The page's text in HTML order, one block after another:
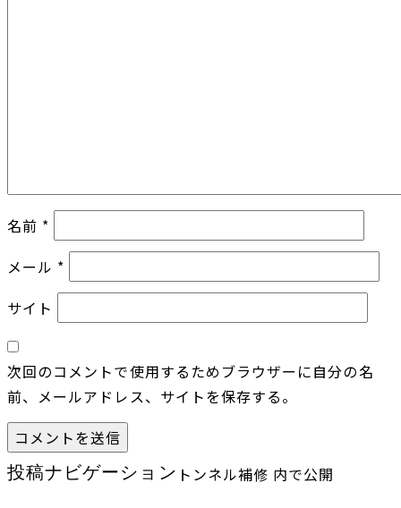
名前 *
メール *
サイト
次回のコメントで使用するためブラウザーに自分の名
前、メールアドレス、サイトを保存する。
投稿ナビゲーション トンネル補修 内で公開